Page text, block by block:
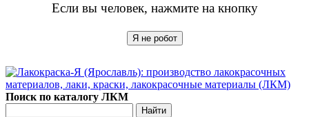
Если вы человек, нажмите на кнопку
Я не робот
Поиск по каталогу ЛКМ
Найти